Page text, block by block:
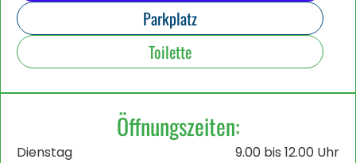
Parkplatz
Toilette
Öffnungszeiten:
Dienstag
9.00 bis 12.00 Uhr